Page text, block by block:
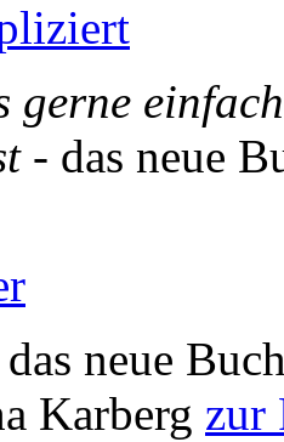
gerne
- das neue
neue
Karberg zur